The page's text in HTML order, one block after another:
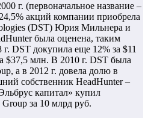
г. (первоначальное название –
акций компании приобрела
(DST) Юрия Мильнера и
была оценена, таким
DST докупила еще 12% за $11
$37,5 млн. В 2010 г. DST была
а в 2012 г. довела долю в
собственник HeadHunter –
капитал» купил
за 10 млрд руб.